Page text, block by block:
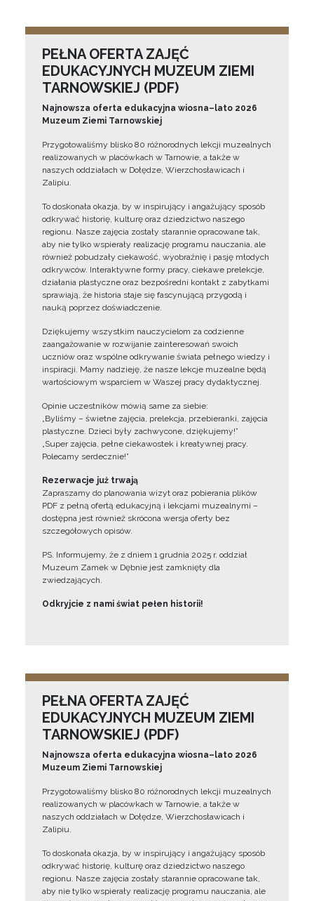
PEŁNA OFERTA ZAJĘĆ
EDUKACYJNYCH MUZEUM ZIEMI
TARNOWSKIEJ (PDF)
Najnowsza oferta edukacyjna wiosna–lato 2026
Muzeum Ziemi Tarnowskiej
Przygotowaliśmy blisko 80 różnorodnych lekcji muzealnych
realizowanych w placówkach w Tarnowie, a także w
naszych oddziałach w Dołędze, Wierzchosławicach i
Zalipiu.
To doskonała okazja, by w inspirujący i angażujący sposób
odkrywać historię, kulturę oraz dziedzictwo naszego
regionu. Nasze zajęcia zostały starannie opracowane tak,
aby nie tylko wspierały realizację programu nauczania, ale
również pobudzały ciekawość, wyobraźnię i pasję młodych
odkrywców. Interaktywne formy pracy, ciekawe prelekcje,
działania plastyczne oraz bezpośredni kontakt z zabytkami
sprawiają, że historia staje się fascynującą przygodą i
nauką poprzez doświadczenie.
Dziękujemy wszystkim nauczycielom za codzienne
zaangażowanie w rozwijanie zainteresowań swoich
uczniów oraz wspólne odkrywanie świata pełnego wiedzy i
inspiracji. Mamy nadzieję, że nasze lekcje muzealne będą
wartościowym wsparciem w Waszej pracy dydaktycznej.
Opinie uczestników mówią same za siebie:
„Byliśmy – świetne zajęcia, prelekcja, przebieranki, zajęcia
plastyczne. Dzieci były zachwycone, dziękujemy!”
„Super zajęcia, pełne ciekawostek i kreatywnej pracy.
Polecamy serdecznie!”
Rezerwacje już trwają
Zapraszamy do planowania wizyt oraz pobierania plików
PDF z pełną ofertą edukacyjną i lekcjami muzealnymi –
dostępna jest również skrócona wersja oferty bez
szczegółowych opisów.
PS. Informujemy, że z dniem 1 grudnia 2025 r. oddział
Muzeum Zamek w Dębnie jest zamknięty dla
zwiedzających.
Odkryjcie z nami świat pełen historii!
PEŁNA OFERTA ZAJĘĆ
EDUKACYJNYCH MUZEUM ZIEMI
TARNOWSKIEJ (PDF)
Najnowsza oferta edukacyjna wiosna–lato 2026
Muzeum Ziemi Tarnowskiej
Przygotowaliśmy blisko 80 różnorodnych lekcji muzealnych
realizowanych w placówkach w Tarnowie, a także w
naszych oddziałach w Dołędze, Wierzchosławicach i
Zalipiu.
To doskonała okazja, by w inspirujący i angażujący sposób
odkrywać historię, kulturę oraz dziedzictwo naszego
regionu. Nasze zajęcia zostały starannie opracowane tak,
aby nie tylko wspierały realizację programu nauczania, ale